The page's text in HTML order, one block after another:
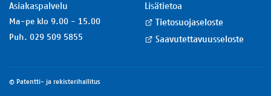
Asiakaspalvelu
Ma-pe klo 9.00 - 15.00
Puh. 029 509 5855
Lisätietoa
Tietosuojaseloste
Saavutettavuusseloste
© Patentti- ja rekisterihallitus